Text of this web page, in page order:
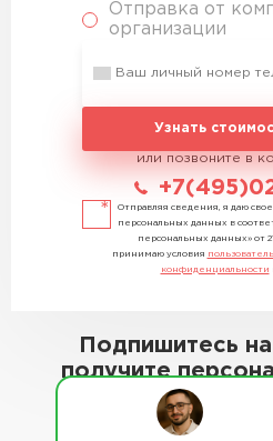
Отправка от
организации
Узнать
или позвоните в
Отправляя сведения, я даю
персональных данных в
персональных данных» от
принимаю условия
конфиденциальности
Подпишитесь
получите